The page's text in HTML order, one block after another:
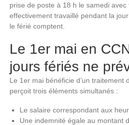
prise de poste à 18 h le samedi
effectivement travaillé pendant la
le férié comptent.
Le 1er mai en
jours fériés ne
Le 1er mai bénéficie d’un traitement
perçoit trois éléments simultanés :
Le salaire correspondant aux
Une indemnité égale au montant